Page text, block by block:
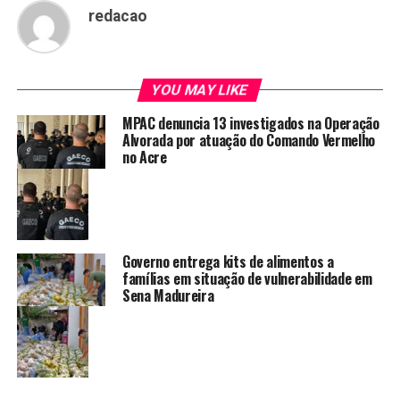
redacao
YOU MAY LIKE
MPAC denuncia 13 investigados na Operação
Alvorada por atuação do Comando Vermelho
no Acre
Governo entrega kits de alimentos a
famílias em situação de vulnerabilidade em
Sena Madureira